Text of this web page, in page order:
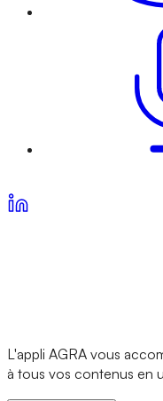
L'appli AGRA vous
à tous vos contenus en